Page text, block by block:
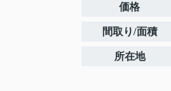
価格
間取り/面積
所在地